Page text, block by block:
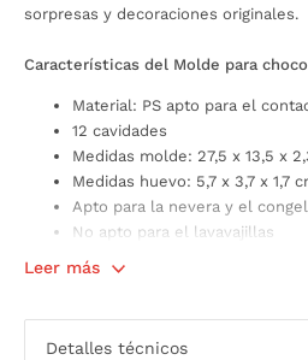
sorpresas y decoraciones originales.
Características del Molde para
Material: PS apto para el
12 cavidades
Medidas molde: 27,5 x 13,5 x
Medidas huevo: 5,7 x 3,7 x 1,7
Apto para la nevera y el
No apto para el lavavajillas
No apto para el horno
Leer más
Detalles técnicos